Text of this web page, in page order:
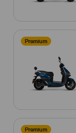
Premium
Premium